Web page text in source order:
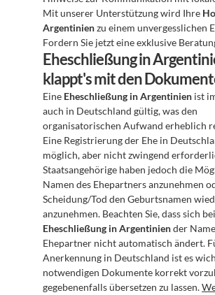
Mit unserer Unterstützung wird Ihre
Argentinien zu einem unvergesslichen
Fordern Sie jetzt eine exklusive
Eheschließung in
klappt's mit den
Eine Eheschließung in Argentinien ist
auch in Deutschland gültig, was den
organisatorischen Aufwand erheblich
Eine Registrierung der Ehe in
möglich, aber nicht zwingend
Staatsangehörige haben jedoch die
Namen des Ehepartners anzunehmen
Scheidung/Tod den Geburtsnamen
Eheschließung in Argentinien der
Ehepartner nicht automatisch ändert.
Anerkennung in Deutschland ist es
notwendigen Dokumente korrekt
gegebenenfalls übersetzen zu lassen.